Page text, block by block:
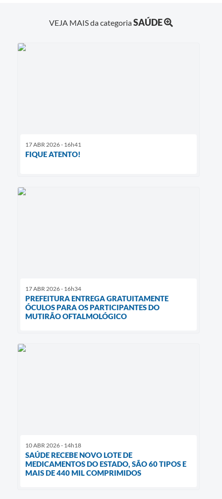
VEJA MAIS da categoriaSAÚDE
17 ABR 2026 - 16h41
FIQUE ATENTO!
17 ABR 2026 - 16h34
PREFEITURA ENTREGA GRATUITAMENTE
ÓCULOS PARA OS PARTICIPANTES DO
MUTIRÃO OFTALMOLÓGICO
10 ABR 2026 - 14h18
SAÚDE RECEBE NOVO LOTE DE
MEDICAMENTOS DO ESTADO, SÃO 60 TIPOS E
MAIS DE 440 MIL COMPRIMIDOS